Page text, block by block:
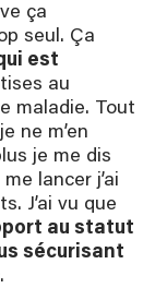
ça
seul. Ça
est
au
maladie. Tout
ne m’en
je me dis
lancer j’ai
J’ai vu que
au statut
sécurisant